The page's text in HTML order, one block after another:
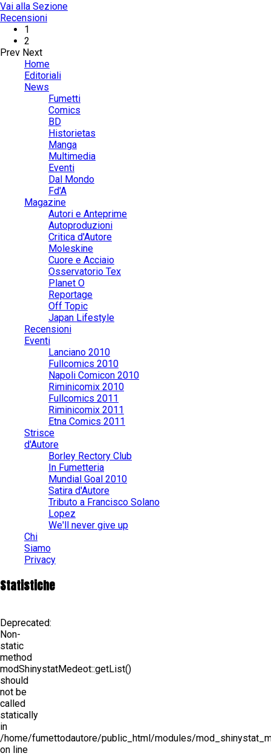
Vai alla Sezione
Recensioni
1
2
Prev Next
Home
Editoriali
News
Fumetti
Comics
BD
Historietas
Manga
Multimedia
Eventi
Dal Mondo
Fd'A
Magazine
Autori e Anteprime
Autoproduzioni
Critica d'Autore
Moleskine
Cuore e Acciaio
Osservatorio Tex
Planet O
Reportage
Off Topic
Japan Lifestyle
Recensioni
Eventi
Lanciano 2010
Fullcomics 2010
Napoli Comicon 2010
Riminicomix 2010
Fullcomics 2011
Riminicomix 2011
Etna Comics 2011
Strisce
d'Autore
Borley Rectory Club
In Fumetteria
Mundial Goal 2010
Satira d'Autore
Tributo a Francisco Solano
Lopez
We'll never give up
Chi
Siamo
Privacy
Statistiche
Deprecated:
Non-
static
method
modShinystatMedeot::getList()
should
not be
called
statically
in
/home/fumettodautore/public_html/modules/
on line